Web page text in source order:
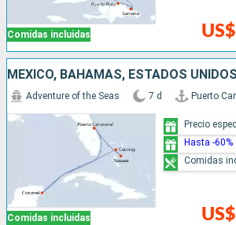
Comidas incluidas
MÉXICO, BAHAMAS, ESTADOS UNIDOS
Comidas incluidas
Adventure of the Seas 7 d Puerto
Precio
Hasta -60%
Comidas